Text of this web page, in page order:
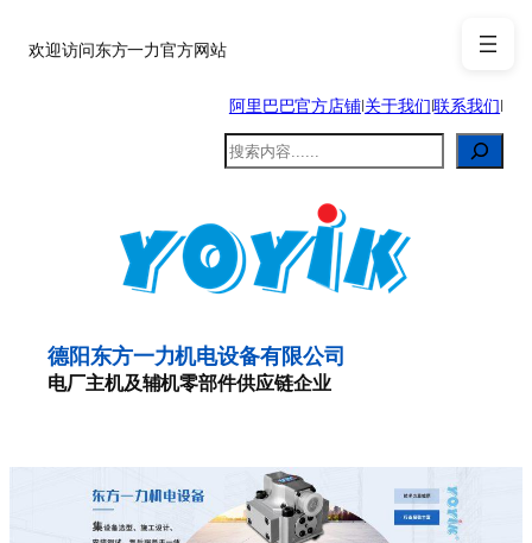
至欢迎访问东方一力官方网站
阿里巴巴官方店铺|关于我们|联系我们|
搜
索
德阳东方一力机电设备有限公司
电厂主机及辅机零部件供应链企业